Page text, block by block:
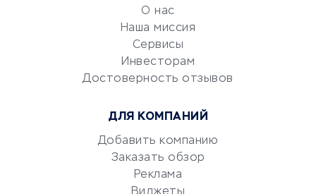
документооборот
Консалтинговые компании
Аудиторские компании
Бухгалтерия онлайн
О нас
Наша миссия
Сервисы
Инвесторам
Достоверность отзывов
ДЛЯ КОМПАНИЙ
Добавить компанию
Заказать обзор
Реклама